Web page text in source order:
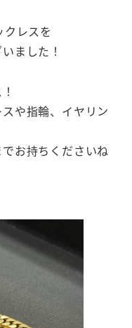
レスを
ました！
や指輪、イヤリン
お持ちくださいね